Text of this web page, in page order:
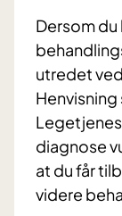
Dersom du
utredet
diagnose
at du får
videre